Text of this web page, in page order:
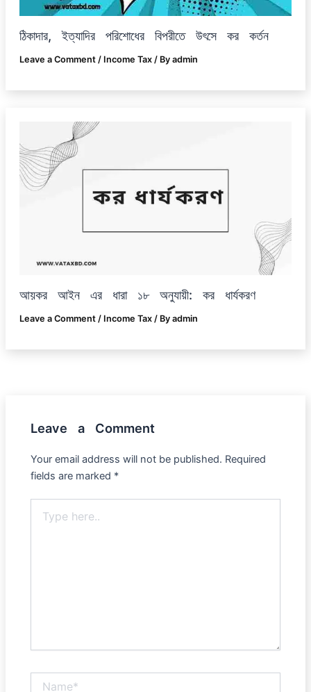
ঠিকাদার, ইত্যাদির পরিশোধের বিপরীতে উৎসে কর কর্তন
Leave a Comment / Income Tax/ By admin
আয়কর আইন এর ধারা ১৮ অনুযায়ী: কর ধার্যকরণ
Leave a Comment / Income Tax/ By admin
Leave a Comment
Your email address will not be published. Required
fields are marked *
here..